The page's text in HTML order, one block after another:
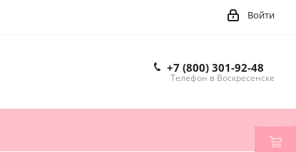
Войти
+7 (800) 301-92-48
Телефон в Воскресенске